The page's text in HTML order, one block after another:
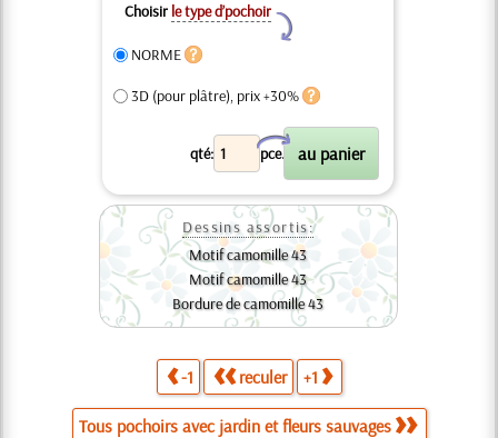
Choisir le type d’pochoir
Y
NORME
3D (pour plâtre), prix +30%
qté: pce.
X
Dessins assortis:
Motif camomille 43
Motif camomille 43
Bordure de camomille 43
-1 reculer +1
Tous pochoirs avec jardin et fleurs sauvages